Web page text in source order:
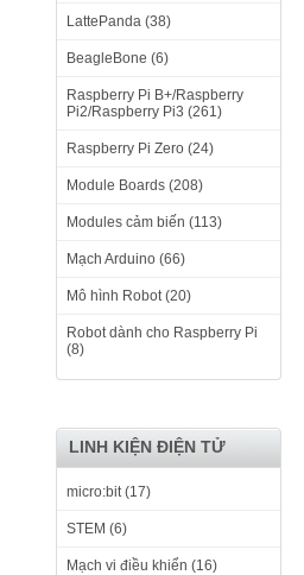
LattePanda (38)
BeagleBone (6)
Raspberry Pi B+/Raspberry
Pi2/Raspberry Pi3 (261)
Raspberry Pi Zero (24)
Module Boards (208)
Modules cảm biến (113)
Mạch Arduino (66)
Mô hình Robot (20)
Robot dành cho Raspberry Pi
(8)
LINH KIỆN ĐIỆN TỬ
micro:bit (17)
STEM (6)
Mạch vi điều khiển (16)